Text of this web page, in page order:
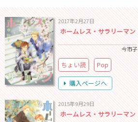
2017年2月27日
ホームレス・サラリーマン
今市子
ちょい読
Pop
購入ページへ
2015年9月29日
ホームレス・サラリーマン